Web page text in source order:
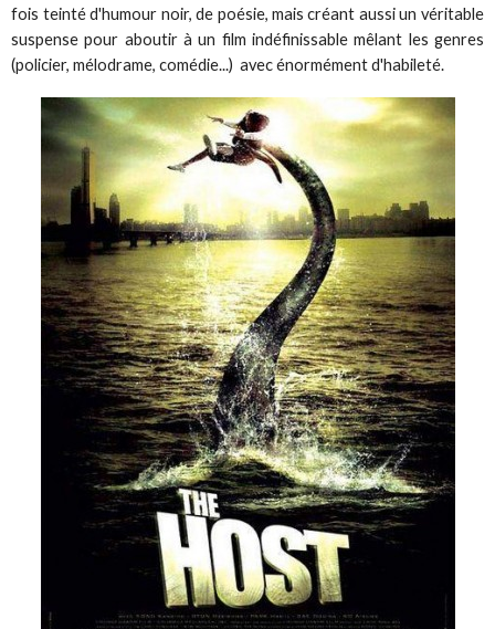
fois teinté d'humour noir, de poésie, mais créant aussi un véritable
suspense pour aboutir à un film indéfinissable mêlant les genres
(policier, mélodrame, comédie...) avec énormément d'habileté.